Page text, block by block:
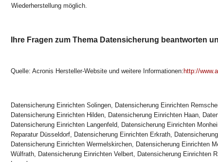
Wiederherstellung möglich.
Ihre Fragen zum Thema Datensicherung beantworten
Quelle: Acronis Hersteller-Website und weitere Informationen: http://
Datensicherung Einrichten Solingen, Datensicherung Einrichten
Datensicherung Einrichten Hilden, Datensicherung Einrichten Haan,
Datensicherung Einrichten Langenfeld, Datensicherung Einrichten
Reparatur Düsseldorf, Datensicherung Einrichten Erkrath,
Datensicherung Einrichten Wermelskirchen, Datensicherung Einrichten
Wülfrath, Datensicherung Einrichten Velbert, Datensicherung Einrichten